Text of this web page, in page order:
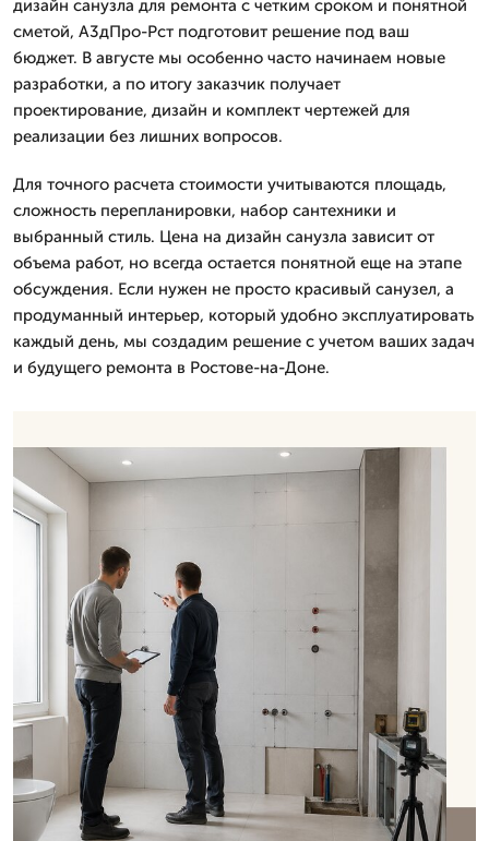
дизайн санузла для ремонта с четким сроком и понятной
сметой, А3дПро-Рст подготовит решение под ваш
бюджет. В августе мы особенно часто начинаем новые
разработки, а по итогу заказчик получает
проектирование, дизайн и комплект чертежей для
реализации без лишних вопросов.
Для точного расчета стоимости учитываются площадь,
сложность перепланировки, набор сантехники и
выбранный стиль. Цена на дизайн санузла зависит от
объема работ, но всегда остается понятной еще на этапе
обсуждения. Если нужен не просто красивый санузел, а
продуманный интерьер, который удобно эксплуатировать
каждый день, мы создадим решение с учетом ваших задач
и будущего ремонта в Ростове-на-Доне.